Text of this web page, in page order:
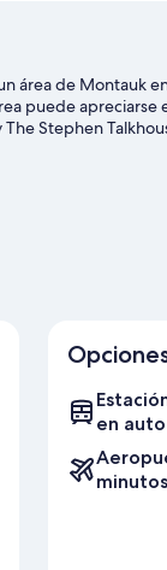
área de Montauk
puede apreciarse
Stephen
o usar un
en auto